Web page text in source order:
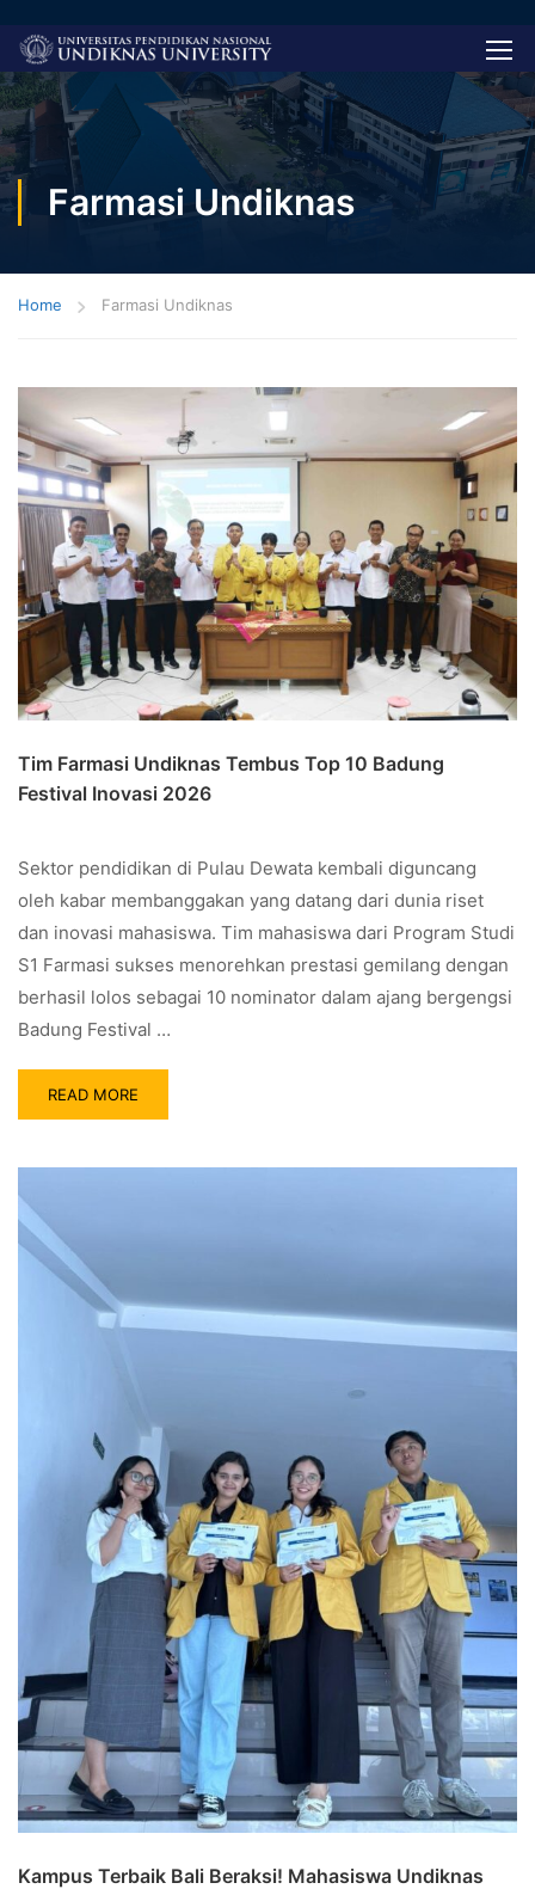
Farmasi Undiknas
Home Farmasi Undiknas
Tim Farmasi Undiknas Tembus Top 10 Badung
Festival Inovasi 2026
Sektor pendidikan di Pulau Dewata kembali diguncang
oleh kabar membanggakan yang datang dari dunia riset
dan inovasi mahasiswa. Tim mahasiswa dari Program Studi
S1 Farmasi sukses menorehkan prestasi gemilang dengan
berhasil lolos sebagai 10 nominator dalam ajang bergengsi
Badung Festival …
READ MORE
Kampus Terbaik Bali Beraksi! Mahasiswa Undiknas